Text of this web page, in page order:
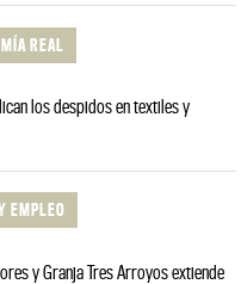
REAL
los despidos en textiles y
EMPLEO
y Granja Tres Arroyos extiende